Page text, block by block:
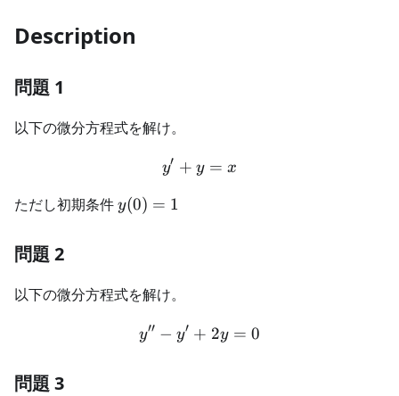
Description
問題 1
以下の微分方程式を解け。
y' + y = x
y′ + y = x
ただし初期条件y(0)=1
y(0) = 1
問題 2
以下の微分方程式を解け。
y'' - y' + 2y = 0
y′′ − y′ + 2y = 0
問題 3